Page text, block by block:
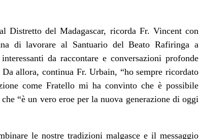
Distretto del Madagascar, ricorda Fr. Vincent con
di lavorare al Santuario del Beato Rafiringa a
da raccontare e conversazioni profonde
allora, continua Fr. Urbain, “ho sempre ricordato
come Fratello mi ha convinto che è possibile
“è un vero eroe per la nuova generazione di oggi
le nostre tradizioni malgasce e il messaggio